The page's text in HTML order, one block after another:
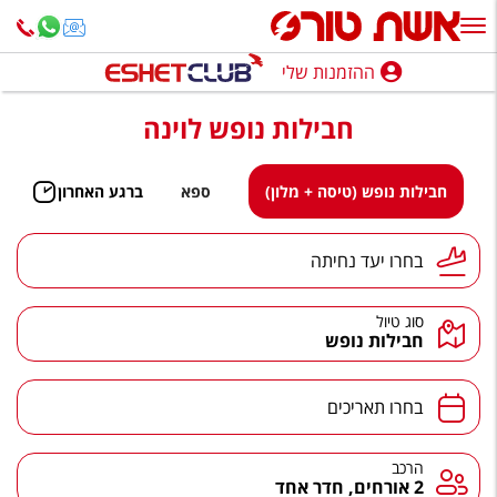
ההזמנות שלי
חופשה לפי סגנון
מלונות באילת
טיולים מאורגנים
סגנונות טיול
הרגע האחרון
חבילות בריאות וספא
ההזמנות שלי
חבילות נופש לוינה
חבילות נופש (טיסה + מלון) ספא ברגע האחרון
יעד נחיתהבחרו יעד נחיתה
סוג טיול
חבילות נופש
תאריכים בחרו תאריכים
הרכב הרכב
2 אורחים, חדר אחד